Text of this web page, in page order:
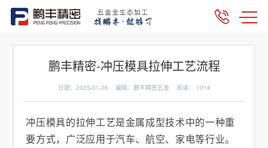
鹏丰精密-冲压模具拉伸工艺流程
日期：2025-01-06 编辑：鹏丰精密五金 阅读： 1014
冲压模具的拉伸工艺是金属成型技术中的一种重
要方式，广泛应用于汽车、航空、家电等行业。